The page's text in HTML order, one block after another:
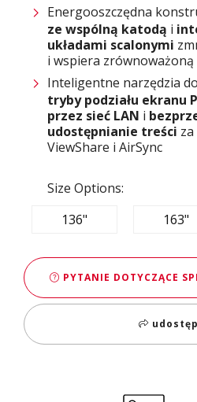
Energooszczędna
ze wspólną katodą i
układami scalonymi
i wspiera
Inteligentne narzędzia
tryby podziału ekranu
przez sieć LAN i
udostępnianie treści
ViewShare i AirSync
Size Options:
136"
163"
PYTANIE DOTYCZĄCE